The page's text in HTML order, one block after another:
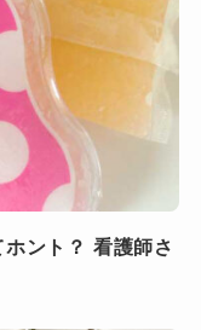
ント？ 看護師さ